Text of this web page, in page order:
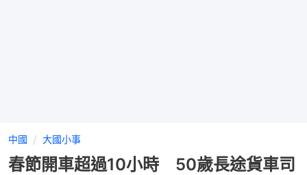
中國 大國小事
春節開車超過10小時 50歲長途貨車司